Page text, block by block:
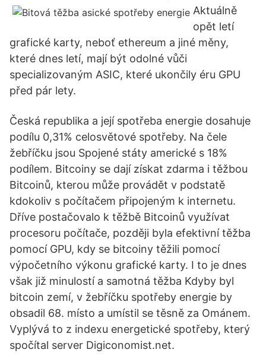
Aktuálně
opět letí
grafické karty, neboť ethereum a jiné měny,
které dnes letí, mají být odolné vůči
specializovaným ASIC, které ukončily éru GPU
před pár lety.
Česká republika a její spotřeba energie dosahuje
podílu 0,31% celosvětové spotřeby. Na čele
žebříčku jsou Spojené státy americké s 18%
podílem. Bitcoiny se dají získat zdarma i těžbou
Bitcoinů, kterou může provádět v podstatě
kdokoliv s počítačem připojeným k internetu.
Dříve postačovalo k těžbě Bitcoinů využívat
procesoru počítače, později byla efektivní těžba
pomocí GPU, kdy se bitcoiny těžili pomocí
výpočetního výkonu grafické karty. I to je dnes
však již minulostí a samotná těžba Kdyby byl
bitcoin zemí, v žebříčku spotřeby energie by
obsadil 68. místo a umístil se těsně za Ománem.
Vyplývá to z indexu energetické spotřeby, který
spočítal server Digiconomist.net.